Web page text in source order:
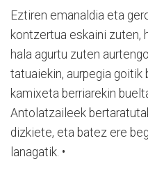
Eztiren emanaldia eta
kontzertua eskaini zuten,
hala agurtu zuten
tatuaiekin, aurpegia
kamixeta berriarekin
Antolatzaileek
dizkiete, eta batez ere
lanagatik. •